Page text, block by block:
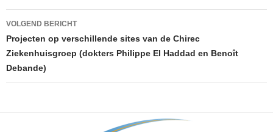
VOLGEND BERICHT
Projecten op verschillende sites van de Chirec
Ziekenhuisgroep (dokters Philippe El Haddad en Benoît
Debande)